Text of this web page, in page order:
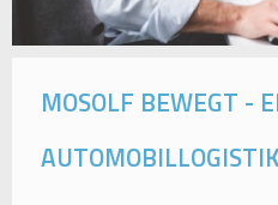
MOSOLF BEWEGT -